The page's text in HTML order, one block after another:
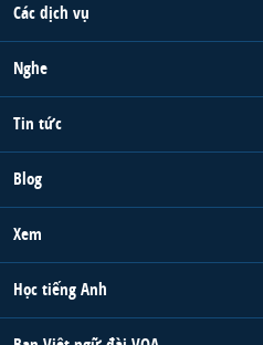
Các dịch vụ
Nghe
Tin tức
Blog
Xem
Học tiếng Anh